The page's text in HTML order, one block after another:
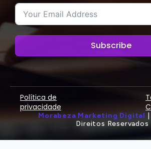
Subscribe
Política de
privacidade
Morabeza Marketing Digital
Direitos Reservados